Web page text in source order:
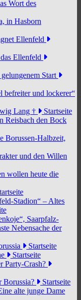
Wort des
in Hasborn
Ellenfeld
Ellenfeld
Start
befreiter und lockerer“
Lang †
Startseite
Reisbach den Bock
Borussen-Halbzeit,
und den Willen
wollen heute die
Stadion“ – Altes
Saarpfalz-
Nebensache der
Startseite
Startseite
Party-Crash?
Borussia?
Startseite
alte junge Dame